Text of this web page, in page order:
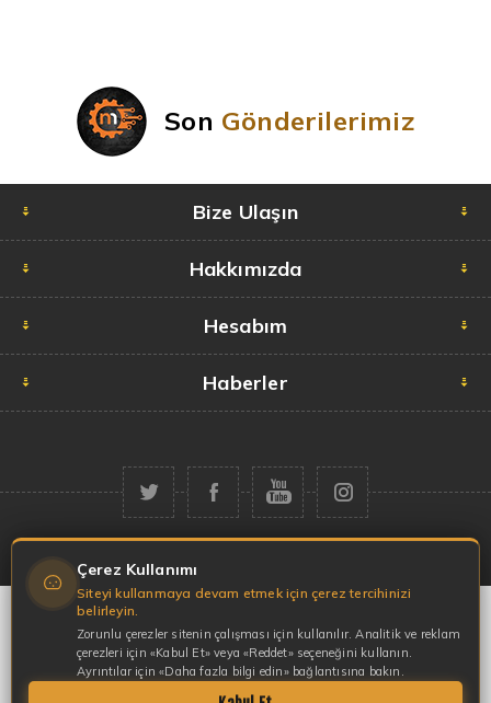
Son Gönderilerimiz
Bize Ulaşın
Hakkımızda
Hesabım
Haberler
Telif hakkı © 2026 Garaj Market. Tüm hakları saklıdır.
Çerez Kullanımı
Siteyi kullanmaya devam etmek için çerez tercihinizi
belirleyin.
Zorunlu çerezler sitenin çalışması için kullanılır. Analitik ve reklam
çerezleri için «Kabul Et» veya «Reddet» seçeneğini kullanın.
Ayrıntılar için «Daha fazla bilgi edin» bağlantısına bakın.